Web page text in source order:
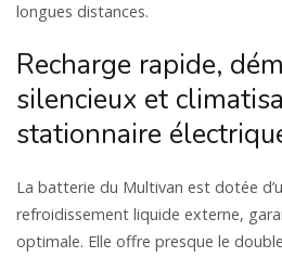
longues distances.
Recharge rapide,
silencieux et
stationnaire
La batterie du Multivan est dotée
refroidissement liquide externe,
optimale. Elle offre presque le